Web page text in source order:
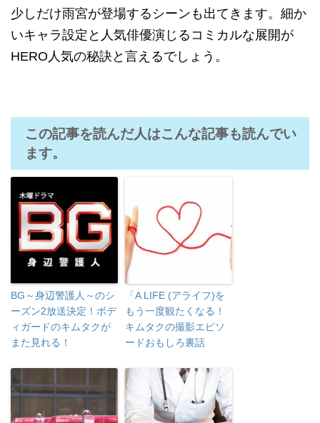
少しだけ雨宮が登場するシーンも出てきます。細か
いキャラ設定と人気俳優演じるコミカルな展開が
HERO人気の秘訣と言えるでしょう。
この記事を読んだ人はこんな記事も読んでい
ます。
BG～身辺警護人～のシ
ーズン2放送決定！ボデ
ィガードのキムタクが
また見れる！
「A LIFE (アライフ)を
もう一度観たくなる！
キムタクの撮影エピソ
ードおもしろ裏話